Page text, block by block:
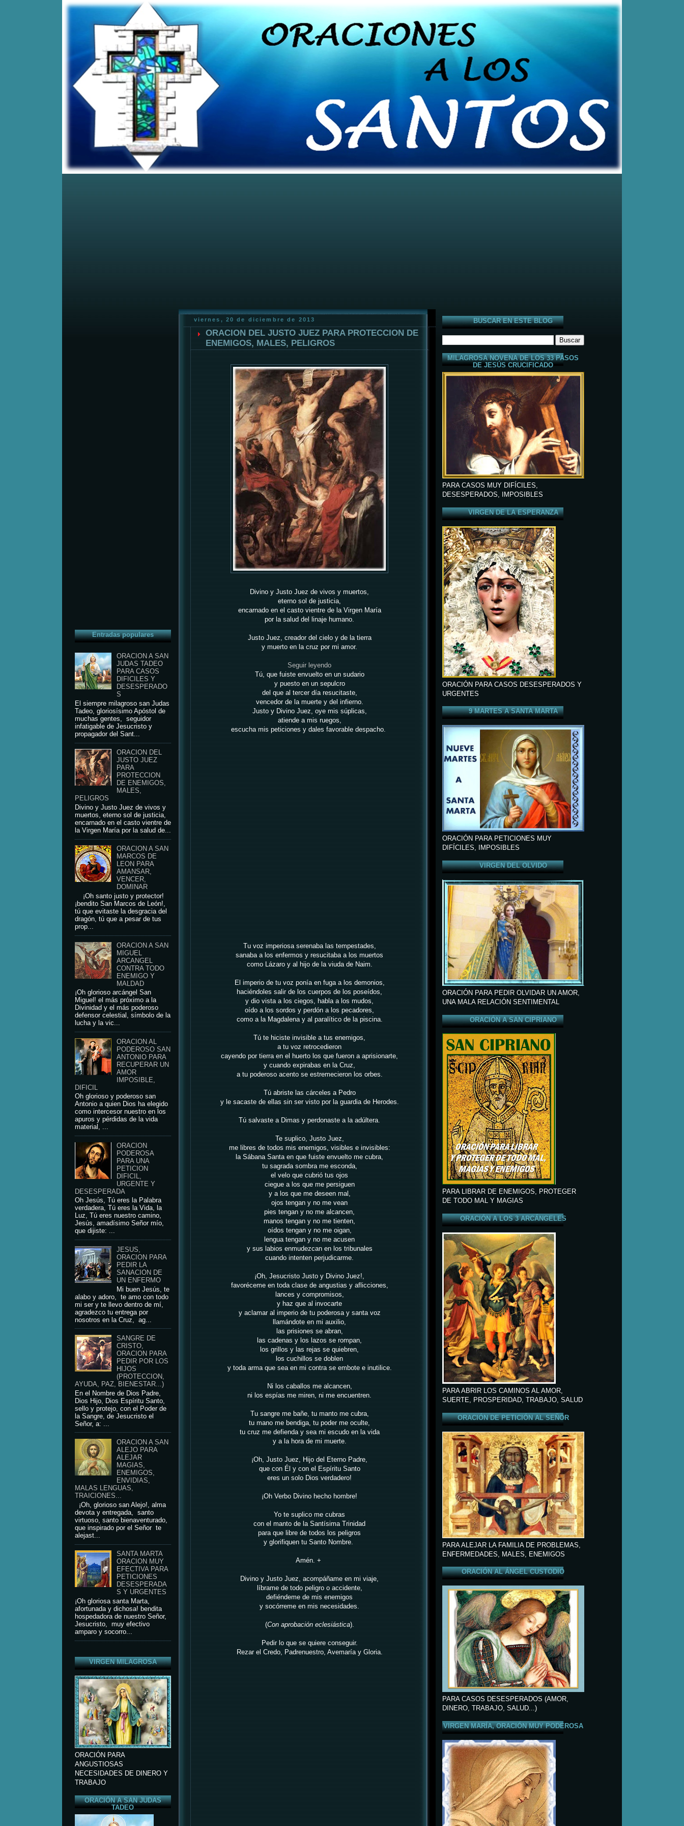
Home Posts RSS Comments RSS
Entradas populares
ORACION A SAN
JUDAS TADEO
PARA CASOS
DIFICILES Y
DESESPERADO
S
El siempre milagroso san Judas
Tadeo, gloriosísimo Apóstol de
muchas gentes, seguidor
infatigable de Jesucristo y
propagador del Sant...
ORACION DEL
JUSTO JUEZ
PARA
PROTECCION
DE ENEMIGOS,
MALES,
PELIGROS
Divino y Justo Juez de vivos y
muertos, eterno sol de justicia,
encarnado en el casto vientre de
la Virgen María por la salud de...
ORACION A SAN
MARCOS DE
LEON PARA
AMANSAR,
VENCER,
DOMINAR
¡Oh santo justo y protector!
¡bendito San Marcos de León!,
tú que evitaste la desgracia del
dragón, tú que a pesar de tus
prop...
ORACION A SAN
MIGUEL
ARCANGEL
CONTRA TODO
ENEMIGO Y
MALDAD
¡Oh glorioso arcángel San
Miguel! el más próximo a la
Divinidad y el más poderoso
defensor celestial, símbolo de la
lucha y la vic...
ORACION AL
PODEROSO SAN
ANTONIO PARA
RECUPERAR UN
AMOR
IMPOSIBLE,
DIFICIL
Oh glorioso y poderoso san
Antonio a quien Dios ha elegido
como intercesor nuestro en los
apuros y pérdidas de la vida
material, ...
ORACION
PODEROSA
PARA UNA
PETICION
DIFICIL,
URGENTE Y
DESESPERADA
Oh Jesús, Tú eres la Palabra
verdadera, Tú eres la Vida, la
Luz, Tú eres nuestro camino,
Jesús, amadísimo Señor mío,
que dijiste: ...
JESUS,
ORACION PARA
PEDIR LA
SANACION DE
UN ENFERMO
Mi buen Jesús, te
alabo y adoro, te amo con todo
mi ser y te llevo dentro de mí,
agradezco tu entrega por
nosotros en la Cruz, ag...
SANGRE DE
CRISTO,
ORACION PARA
PEDIR POR LOS
HIJOS
(PROTECCION,
AYUDA, PAZ, BIENESTAR...)
En el Nombre de Dios Padre,
Dios Hijo, Dios Espíritu Santo,
sello y protejo, con el Poder de
la Sangre, de Jesucristo el
Señor, a: ...
ORACION A SAN
ALEJO PARA
ALEJAR
MAGIAS,
ENEMIGOS,
ENVIDIAS,
MALAS LENGUAS,
TRAICIONES...
¡Oh, glorioso san Alejo!, alma
devota y entregada, santo
virtuoso, santo bienaventurado,
que inspirado por el Señor te
alejast...
SANTA MARTA
ORACION MUY
EFECTIVA PARA
PETICIONES
DESESPERADA
S Y URGENTES
¡Oh gloriosa santa Marta,
afortunada y dichosa! bendita
hospedadora de nuestro Señor,
Jesucristo, muy efectivo
amparo y socorro...
VIRGEN MILAGROSA
ORACIÓN PARA
ANGUSTIOSAS
NECESIDADES DE DINERO Y
TRABAJO
ORACIÓN A SAN JUDAS
TADEO
viernes, 20 de diciembre de 2013
ORACION DEL JUSTO JUEZ PARA PROTECCION DE
ENEMIGOS, MALES, PELIGROS
Divino y Justo Juez de vivos y muertos,
eterno sol de justicia,
encarnado en el casto vientre de la Virgen María
por la salud del linaje humano.
Justo Juez, creador del cielo y de la tierra
y muerto en la cruz por mi amor.
Seguir leyendo
Tú, que fuiste envuelto en un sudario
y puesto en un sepulcro
del que al tercer día resucitaste,
vencedor de la muerte y del infierno.
Justo y Divino Juez, oye mis súplicas,
atiende a mis ruegos,
escucha mis peticiones y dales favorable despacho.
Tu voz imperiosa serenaba las tempestades,
sanaba a los enfermos y resucitaba a los muertos
como Lázaro y al hijo de la viuda de Naim.
El imperio de tu voz ponía en fuga a los demonios,
haciéndoles salir de los cuerpos de los poseídos,
y dio vista a los ciegos, habla a los mudos,
oído a los sordos y perdón a los pecadores,
como a la Magdalena y al paralítico de la piscina.
Tú te hiciste invisible a tus enemigos,
a tu voz retrocedieron
cayendo por tierra en el huerto los que fueron a aprisionarte,
y cuando expirabas en la Cruz,
a tu poderoso acento se estremecieron los orbes.
Tú abriste las cárceles a Pedro
y le sacaste de ellas sin ser visto por la guardia de Herodes.
Tú salvaste a Dimas y perdonaste a la adúltera.
Te suplico, Justo Juez,
me libres de todos mis enemigos, visibles e invisibles:
la Sábana Santa en que fuiste envuelto me cubra,
tu sagrada sombra me esconda,
el velo que cubrió tus ojos
ciegue a los que me persiguen
y a los que me deseen mal,
ojos tengan y no me vean
pies tengan y no me alcancen,
manos tengan y no me tienten,
oídos tengan y no me oigan,
lengua tengan y no me acusen
y sus labios enmudezcan en los tribunales
cuando intenten perjudicarme.
¡Oh, Jesucristo Justo y Divino Juez!,
favoréceme en toda clase de angustias y aflicciones,
lances y compromisos,
y haz que al invocarte
y aclamar al imperio de tu poderosa y santa voz
llamándote en mi auxilio,
las prisiones se abran,
las cadenas y los lazos se rompan,
los grillos y las rejas se quiebren,
los cuchillos se doblen
y toda arma que sea en mi contra se embote e inutilice.
Ni los caballos me alcancen,
ni los espías me miren, ni me encuentren.
Tu sangre me bañe, tu manto me cubra,
tu mano me bendiga, tu poder me oculte,
tu cruz me defienda y sea mi escudo en la vida
y a la hora de mi muerte.
¡Oh, Justo Juez, Hijo del Eterno Padre,
que con Él y con el Espíritu Santo
eres un solo Dios verdadero!
¡Oh Verbo Divino hecho hombre!
Yo te suplico me cubras
con el manto de la Santísima Trinidad
para que libre de todos los peligros
y glorifiquen tu Santo Nombre.
Amén. +
Divino y Justo Juez, acompáñame en mi viaje,
líbrame de todo peligro o accidente,
defiéndeme de mis enemigos
y socórreme en mis necesidades.
(Con aprobación eclesiástica).
Pedir lo que se quiere conseguir.
Rezar el Credo, Padrenuestro, Avemaría y Gloria.
BUSCAR EN ESTE BLOG
MILAGROSA NOVENA DE LOS 33 PASOS
DE JESÚS CRUCIFICADO
PARA CASOS MUY DIFÍCILES,
DESESPERADOS, IMPOSIBLES
VIRGEN DE LA ESPERANZA
ORACIÓN PARA CASOS DESESPERADOS Y
URGENTES
9 MARTES A SANTA MARTA
ORACIÓN PARA PETICIONES MUY
DIFÍCILES, IMPOSIBLES
VIRGEN DEL OLVIDO
ORACIÓN PARA PEDIR OLVIDAR UN AMOR,
UNA MALA RELACIÓN SENTIMENTAL
ORACIÓN A SAN CIPRIANO
PARA LIBRAR DE ENEMIGOS, PROTEGER
DE TODO MAL Y MAGIAS
ORACIÓN A LOS 3 ARCÁNGELES
PARA ABRIR LOS CAMINOS AL AMOR,
SUERTE, PROSPERIDAD, TRABAJO, SALUD
ORACIÓN DE PETICIÓN AL SEÑOR
PARA ALEJAR LA FAMILIA DE PROBLEMAS,
ENFERMEDADES, MALES, ENEMIGOS
ORACIÓN AL ÁNGEL CUSTODIO
PARA CASOS DESESPERADOS (AMOR,
DINERO, TRABAJO, SALUD...)
VIRGEN MARÍA, ORACIÓN MUY PODEROSA